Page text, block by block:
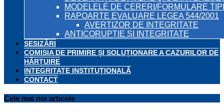
MODELELE DE CERERI/FORMULARE
RAPOARTE EVALUARE LEGEA 544/2001
AVERTIZOR DE INTEGRITATE
ANTICORUPȚIE ȘI INTEGRITATE
SESIZĂRI
COMISIA DE PRIMIRE ȘI SOLUȚIONARE A CAZURILOR DE
HĂRȚUIRE
INTEGRITATE INSTITUȚIONALĂ
CONTACT
Cele mai noi articole